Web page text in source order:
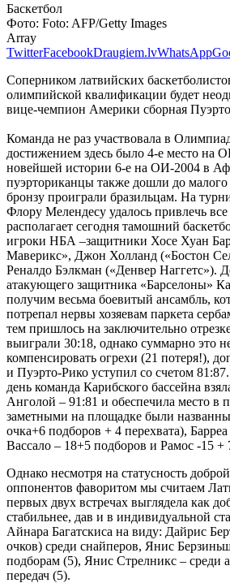
Баскетбол
Фото: Foto: AFP/Getty Images
Array
TwitterFacebookDraugiem.lvWhatsApp
Соперником латвийских
олимпийской квалификации будет
вице-чемпион Америки сборная
Команда не раз участвовала в
достижением здесь было 4-е место на
новейшей истории 6-е на ОИ-2004 в
пуэрториканцы также дошли до малого
бронзу проиграли бразильцам. На
Флору Мелендесу удалось привлечь
располагает сегодня тамошний
игроки НБА –защитники Хосе Хуан
Маверикс», Джон Холланд («Бостон
Реналдо Бэлкман («Денвер Наггетс»).
атакующего защитника «Барселоны»
получим весьма боевитый ансамбль,
потрепал нервы хозяевам паркета
тем пришлось на заключительно
выиграли 30:18, однако суммарно это
компенсировать огрехи (21 потеря!),
и Пуэрто-Рико уступил со счетом
день команда Карибского бассейна
Анголой – 91:81 и обеспечила место в
заметными на площадке были
очка+6 подборов + 4 перехвата),
Вассало – 18+5 подборов и Рамос -15 +
Однако несмотря на статусность
оппонентов фаворитом мы считаем
первых двух встречах выглядела как
стабильнее, дав и в индивидуальной
Айнара Багатскиса на виду: Дайрис
очков) среди снайперов, Янис
подборам (5), Янис Стрелникс – среди
передач (5).